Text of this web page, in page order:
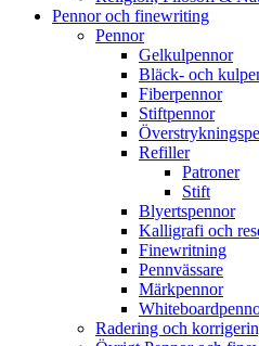
Pennor och finewriting
Pennor
Gelkulpennor
Bläck- och
Fiberpennor
Stiftpennor
Refiller
Patroner
Stift
Blyertspennor
Kalligrafi och
Finewritning
Pennvässare
Märkpennor
Radering och